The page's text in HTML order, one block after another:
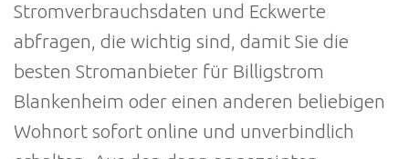
Stromverbrauchsdaten und Eckwerte
abfragen, die wichtig sind, damit Sie die
besten Stromanbieter für Billigstrom
Blankenheim oder einen anderen beliebigen
Wohnort sofort online und unverbindlich